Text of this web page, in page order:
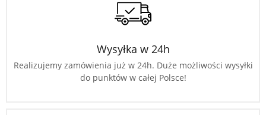
Wysyłka w 24h
Realizujemy zamówienia już w 24h. Duże możliwości wysyłki
do punktów w całej Polsce!